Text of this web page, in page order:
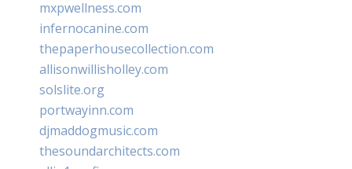
mxpwellness.com
infernocanine.com
thepaperhousecollection.com
allisonwillisholley.com
solslite.org
portwayinn.com
djmaddogmusic.com
thesoundarchitects.com